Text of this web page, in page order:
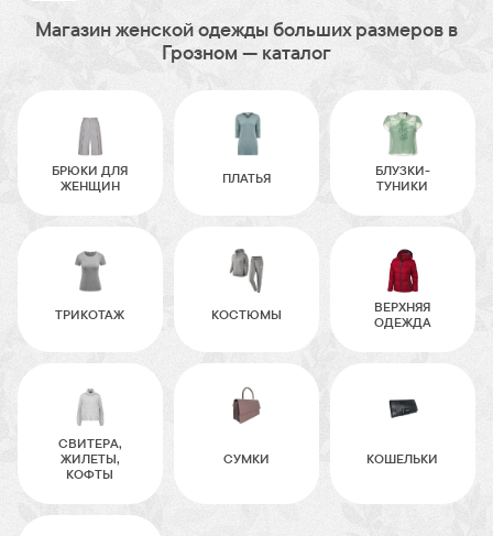
Магазин женской одежды больших размеров в
Грозном — каталог
БРЮКИ ДЛЯ
ЖЕНЩИН
ПЛАТЬЯ
БЛУЗКИ-
ТУНИКИ
ТРИКОТАЖ КОСТЮМЫ
ВЕРХНЯЯ
ОДЕЖДА
СВИТЕРА,
ЖИЛЕТЫ,
КОФТЫ
СУМКИ КОШЕЛЬКИ